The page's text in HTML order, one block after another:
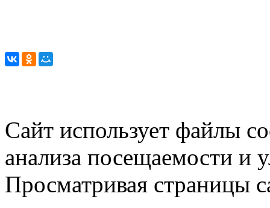
Сайт использует файлы
анализа посещаемости и
Просматривая страницы